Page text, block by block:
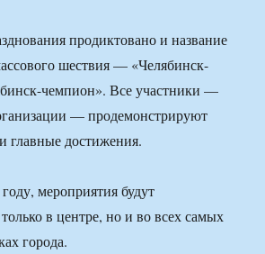
продиктовано и название
шествия — «Челябинск-
чемпион». Все участники —
— продемонстрируют
главные достижения.
мероприятия будут
в центре, но и во всех самых
города.